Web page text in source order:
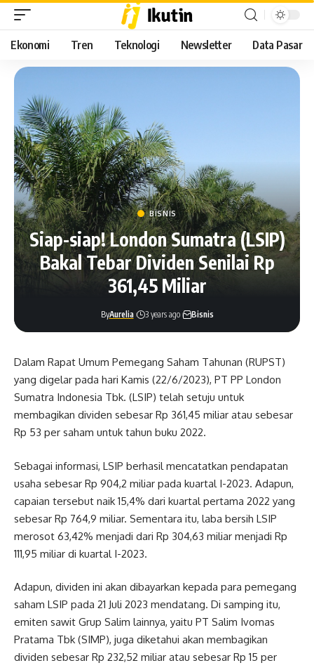
Ekonomi Tren Teknologi Newsletter Data Pasar
BISNIS
Siap-siap! London Sumatra (LSIP)
Bakal Tebar Dividen Senilai Rp
361,45 Miliar
ByAurelia 3 years ago Bisnis
Dalam Rapat Umum Pemegang Saham Tahunan (RUPST)
yang digelar pada hari Kamis (22/6/2023), PT PP London
Sumatra Indonesia Tbk. (LSIP) telah setuju untuk
membagikan dividen sebesar Rp 361,45 miliar atau sebesar
Rp 53 per saham untuk tahun buku 2022.
Sebagai informasi, LSIP berhasil mencatatkan pendapatan
usaha sebesar Rp 904,2 miliar pada kuartal I-2023. Adapun,
capaian tersebut naik 15,4% dari kuartal pertama 2022 yang
sebesar Rp 764,9 miliar. Sementara itu, laba bersih LSIP
merosot 63,42% menjadi dari Rp 304,63 miliar menjadi Rp
111,95 miliar di kuartal I-2023.
Adapun, dividen ini akan dibayarkan kepada para pemegang
saham LSIP pada 21 Juli 2023 mendatang. Di samping itu,
emiten sawit Grup Salim lainnya, yaitu PT Salim Ivomas
Pratama Tbk (SIMP), juga diketahui akan membagikan
dividen sebesar Rp 232,52 miliar atau sebesar Rp 15 per